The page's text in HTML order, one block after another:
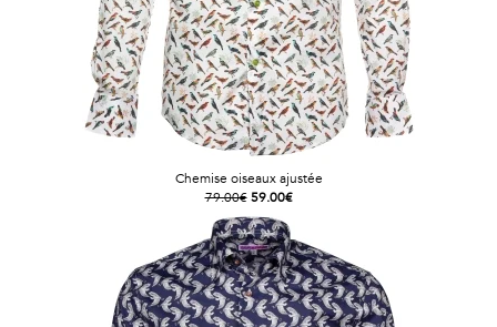
Chemise oiseaux ajustée
79.00€ 59.00€